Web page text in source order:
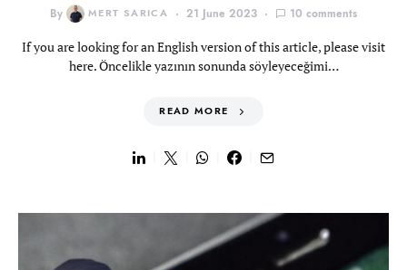
By MERT SARICA 21 June 2023 10 comments
If you are looking for an English version of this article, please visit
here. Öncelikle yazının sonunda söyleyeceğimi…
READ MORE